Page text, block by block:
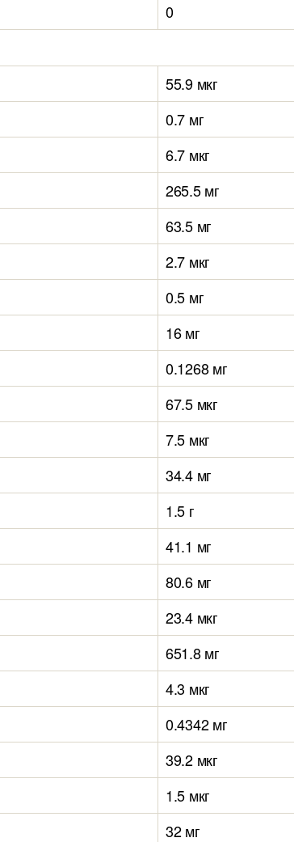
0
55.9 мкг
0.7 мг
6.7 мкг
265.5 мг
63.5 мг
2.7 мкг
0.5 мг
16 мг
0.1268 мг
67.5 мкг
7.5 мкг
34.4 мг
1.5 г
41.1 мг
80.6 мг
23.4 мкг
651.8 мг
4.3 мкг
0.4342 мг
39.2 мкг
1.5 мкг
32 мг